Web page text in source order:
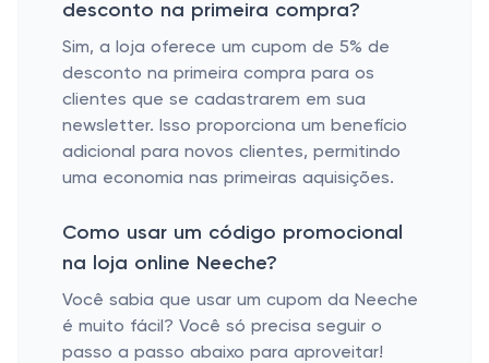
desconto na primeira compra?
Sim, a loja oferece um cupom de 5% de
desconto na primeira compra para os
clientes que se cadastrarem em sua
newsletter. Isso proporciona um benefício
adicional para novos clientes, permitindo
uma economia nas primeiras aquisições.
Como usar um código promocional
na loja online Neeche?
Você sabia que usar um cupom da Neeche
é muito fácil? Você só precisa seguir o
passo a passo abaixo para aproveitar!